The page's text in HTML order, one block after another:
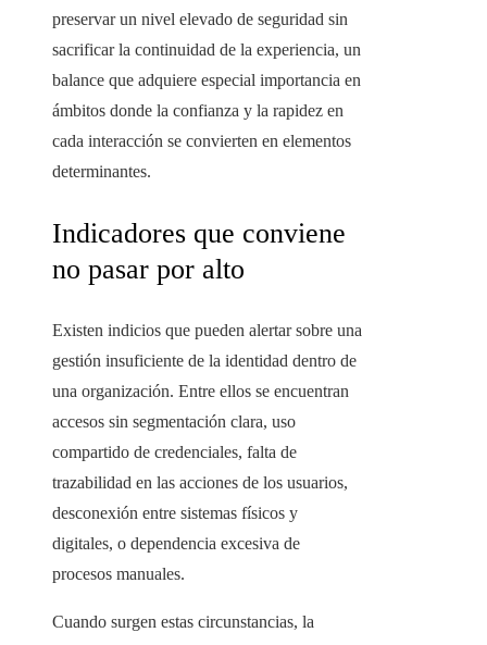
preservar un nivel elevado de seguridad sin
sacrificar la continuidad de la experiencia, un
balance que adquiere especial importancia en
ámbitos donde la confianza y la rapidez en
cada interacción se convierten en elementos
determinantes.
Indicadores que conviene
no pasar por alto
Existen indicios que pueden alertar sobre una
gestión insuficiente de la identidad dentro de
una organización. Entre ellos se encuentran
accesos sin segmentación clara, uso
compartido de credenciales, falta de
trazabilidad en las acciones de los usuarios,
desconexión entre sistemas físicos y
digitales, o dependencia excesiva de
procesos manuales.
Cuando surgen estas circunstancias, la